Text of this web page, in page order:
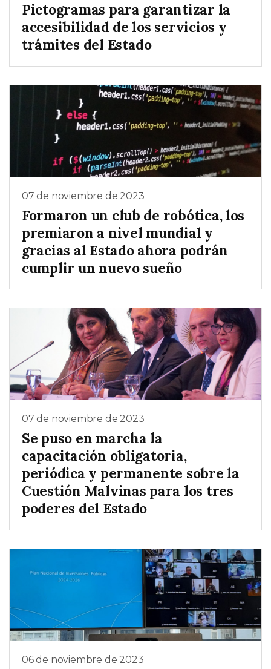
Pictogramas para garantizar la
accesibilidad de los servicios y
trámites del Estado
07 de noviembre de 2023
Formaron un club de robótica, los
premiaron a nivel mundial y
gracias al Estado ahora podrán
cumplir un nuevo sueño
07 de noviembre de 2023
Se puso en marcha la
capacitación obligatoria,
periódica y permanente sobre la
Cuestión Malvinas para los tres
poderes del Estado
06 de noviembre de 2023